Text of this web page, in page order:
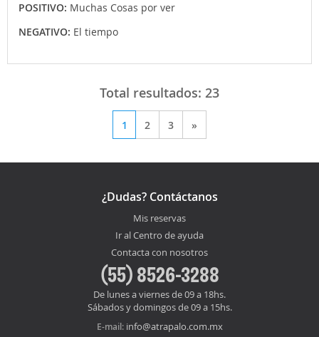
POSITIVO: Muchas Cosas por ver
NEGATIVO: El tiempo
Total resultados: 23
1 2 3 »
¿Dudas? Contáctanos
Mis reservas
Ir al Centro de ayuda
Contacta con nosotros
(55) 8526-3288
De lunes a viernes de 09 a 18hs.
Sábados y domingos de 09 a 15hs.
E-mail: info@atrapalo.com.mx